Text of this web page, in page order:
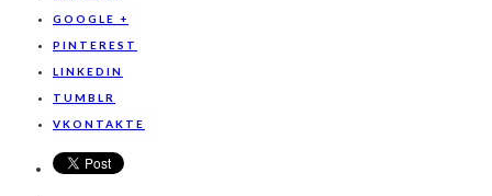
GOOGLE +
PINTEREST
LINKEDIN
TUMBLR
VKONTAKTE